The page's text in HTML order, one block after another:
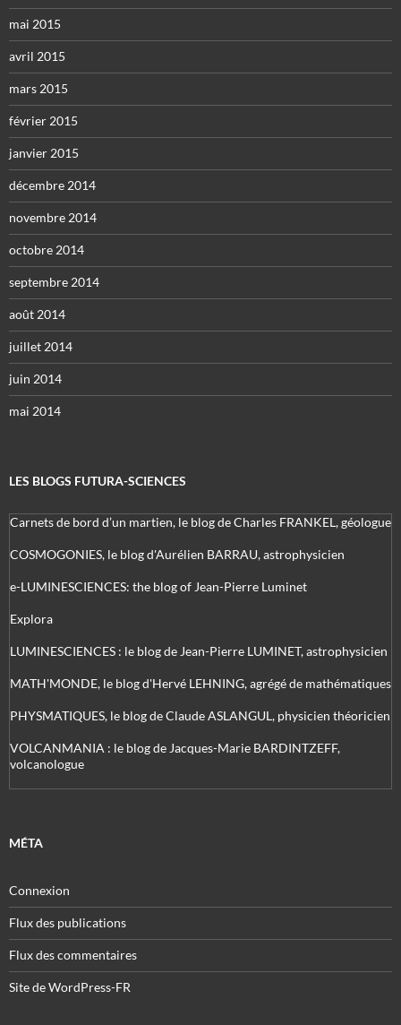
mai 2015
avril 2015
mars 2015
février 2015
janvier 2015
décembre 2014
novembre 2014
octobre 2014
septembre 2014
août 2014
juillet 2014
juin 2014
mai 2014
LES BLOGS FUTURA-SCIENCES
Carnets de bord d’un martien, le blog de Charles FRANKEL, géologue
COSMOGONIES, le blog d'Aurélien BARRAU, astrophysicien
e-LUMINESCIENCES: the blog of Jean-Pierre Luminet
Explora
LUMINESCIENCES : le blog de Jean-Pierre LUMINET, astrophysicien
MATH'MONDE, le blog d'Hervé LEHNING, agrégé de mathématiques
PHYSMATIQUES, le blog de Claude ASLANGUL, physicien théoricien
VOLCANMANIA : le blog de Jacques-Marie BARDINTZEFF,
volcanologue
MÉTA
Connexion
Flux des publications
Flux des commentaires
Site de WordPress-FR